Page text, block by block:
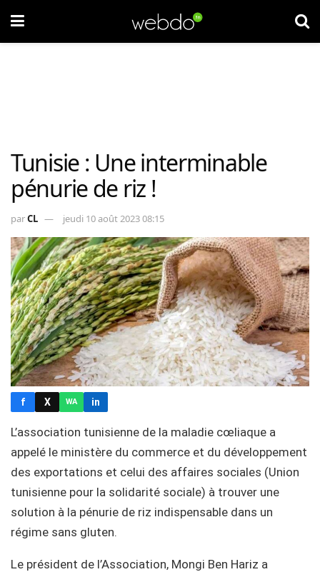
Tunisie : Une interminable
pénurie de riz !
parCL jeudi 10 août 2023 08:15
f X WA in
L’association tunisienne de la maladie cœliaque a
appelé le ministère du commerce et du développement
des exportations et celui des affaires sociales (Union
tunisienne pour la solidarité sociale) à trouver une
solution à la pénurie de riz indispensable dans un
régime sans gluten.
Le président de l’Association, Mongi Ben Hariz a